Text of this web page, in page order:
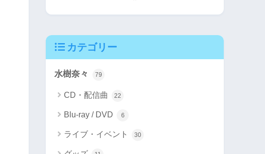
カテゴリー
水樹奈々 79
CD・配信曲 22
Blu-ray / DVD 6
ライブ・イベント 30